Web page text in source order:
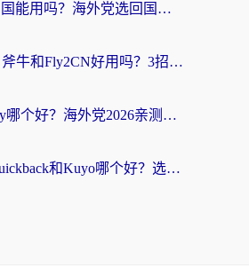
Proton VPN中国能用吗？海外党选回国加速器的避坑指南（附番茄加速器实测）
海外党必看：斧牛和Fly2CN好用吗？3招教你选对回国加速器（附免费试用攻略）
斧牛和OurPlay哪个好？海外党2026亲测：选对加速器，国内资源秒加载
海外党纠结Quickback和Kuyo哪个好？选对回国加速器才能无缝刷国内资源